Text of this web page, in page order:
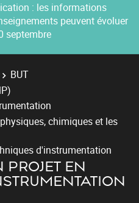
: les informations
peuvent évoluer
septembre
BUT
chimiques et les
d'instrumentation
PROJET EN